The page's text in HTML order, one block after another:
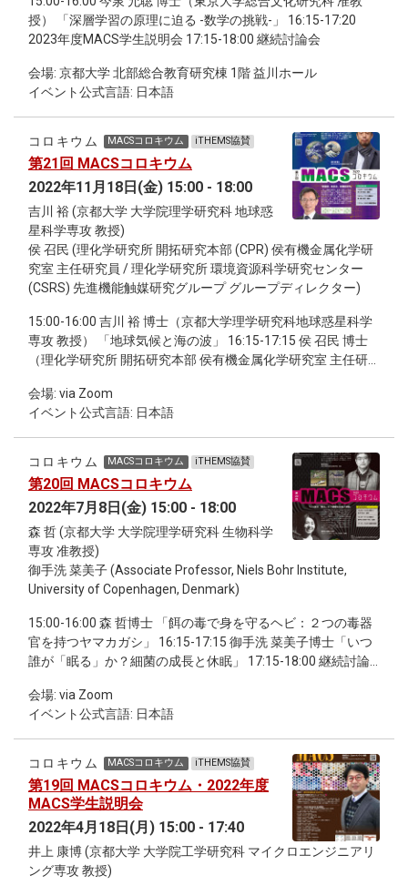
information and registration is available via the website. The
workshop is for in-person participation only (no virtual or
hybrid option).
授） 「深層学習の原理に迫る -数学の挑戦-」 16:15-17:20
2023年度MACS学生説明会 17:15-18:00 継続討論会
会場: 京都大学 北部総合教育研究棟 1階 益川ホール
イベント公式言語: 日本語
コロキウム MACSコロキウム iTHEMS協賛
第21回 MACSコロキウム
2022年11月18日(金) 15:00 - 18:00
吉川 裕 (京都大学 大学院理学研究科 地球惑
星科学専攻 教授)
侯 召民 (理化学研究所 開拓研究本部 (CPR) 侯有機金属化学研
究室 主任研究員 / 理化学研究所 環境資源科学研究センター
(CSRS) 先進機能触媒研究グループ グループディレクター)
15:00-16:00 吉川 裕 博士（京都大学理学研究科地球惑星科学
専攻 教授） 「地球気候と海の波」 16:15-17:15 侯 召民 博士
（理化学研究所 開拓研究本部 侯有機金属化学研究室 主任研
研究グループ グループディレクター）「新触媒、新反応、新
機能材料」 17:15-18:00 継続討論会
会場: via Zoom
イベント公式言語: 日本語
コロキウム MACSコロキウム iTHEMS協賛
第20回 MACSコロキウム
2022年7月8日(金) 15:00 - 18:00
森 哲 (京都大学 大学院理学研究科 生物科学
専攻 准教授)
御手洗 菜美子 (Associate Professor, Niels Bohr Institute,
University of Copenhagen, Denmark)
15:00-16:00 森 哲博士 「餌の毒で身を守るヘビ：２つの毒器
官を持つヤマカガシ」 16:15-17:15 御手洗 菜美子博士「いつ
誰が「眠る」か？細菌の成長と休眠」 17:15-18:00 継続討論
会場: via Zoom
イベント公式言語: 日本語
コロキウム MACSコロキウム iTHEMS協賛
第19回 MACSコロキウム・2022年度
MACS学生説明会
2022年4月18日(月) 15:00 - 17:40
井上 康博 (京都大学 大学院工学研究科 マイクロエンジニアリ
ング専攻 教授)